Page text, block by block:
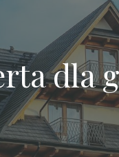
dla